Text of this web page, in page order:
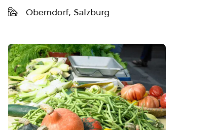
Oberndorf, Salzburg